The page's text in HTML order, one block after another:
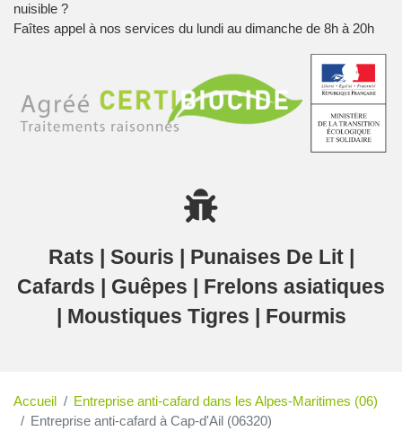
nuisible ?
Faîtes appel à nos services du lundi au dimanche de 8h à 20h
Rats | Souris | Punaises De Lit |
Cafards | Guêpes | Frelons asiatiques
| Moustiques Tigres | Fourmis
Accueil
Entreprise anti-cafard dans les Alpes-Maritimes (06)
Entreprise anti-cafard à Cap-d'Ail (06320)